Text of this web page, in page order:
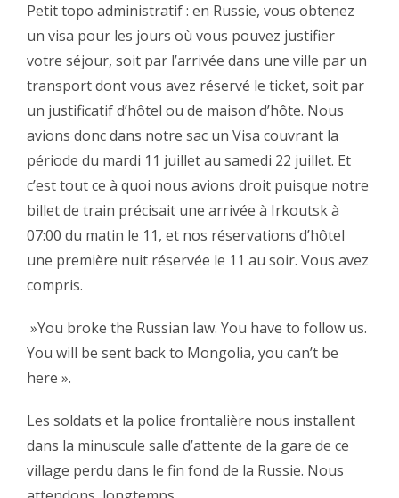
‪Petit topo administratif : en Russie, vous obtenez
un visa pour les jours où vous pouvez justifier
votre séjour, soit par l’arrivée dans une ville par un
transport dont vous avez réservé le ticket, soit par
un justificatif d’hôtel ou de maison d’hôte. Nous
avions donc dans notre sac un Visa couvrant la
période du mardi 11 juillet au samedi 22 juillet. Et
c’est tout ce à quoi nous avions droit puisque notre
billet de train précisait une arrivée à Irkoutsk à
07:00 du matin le 11, et nos réservations d’hôtel
une première nuit réservée le 11 au soir. Vous avez
compris.‬
‪ »You broke the Russian law. You have to follow us.
You will be sent back to Mongolia, you can’t be
here ».‬
‪Les soldats et la police frontalière nous installent
dans la minuscule salle d’attente de la gare de ce
village perdu dans le fin fond de la Russie. Nous